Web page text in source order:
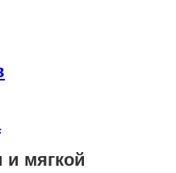
мягкой